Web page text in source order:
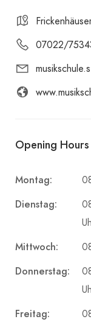
07022/
Opening Hours
Montag:
Dienstag:
Mittwoch:
Donnerstag:
Freitag: